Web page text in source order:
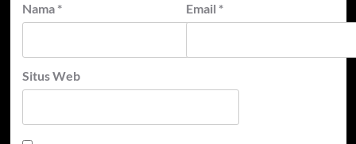
Nama * Email *
Situs Web